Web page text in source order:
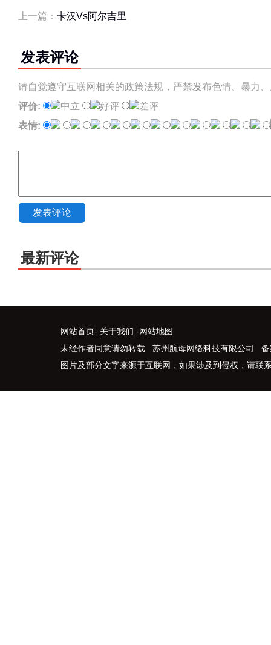
上一篇： 卡汉Vs阿尔吉里
发表评论
请自觉遵守互联网相关的政策法规，严禁发布色情、暴力
评价:
中立 好评
差评
表情:
发表评论
最新评论
网站首页- 关于我们 -网站地图
未经作者同意请勿转载 苏州航母网络科技有限公司 备
图片及部分文字来源于互联网，如果涉及到侵权，请联